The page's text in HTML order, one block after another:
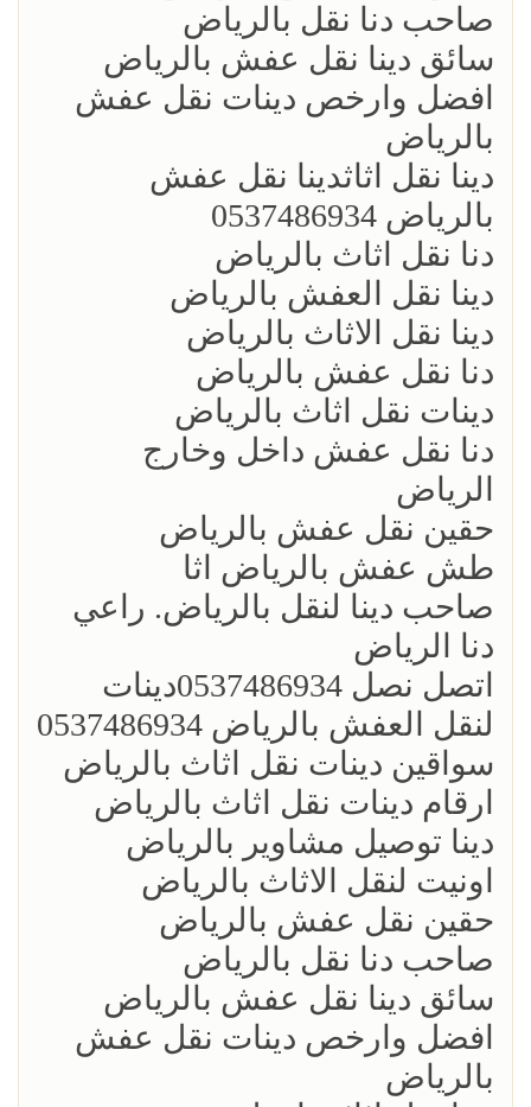
صاحب دنا نقل بالرياض
سائق دينا نقل عفش بالرياض
افضل وارخص دينات نقل عفش
بالرياض
دينا نقل اثاث‏دينا نقل عفش
بالرياض 0537486934
دنا نقل اثاث بالرياض
دينا نقل العفش بالرياض
دينا نقل الاثاث بالرياض
دنا نقل عفش بالرياض
دينات نقل اثاث بالرياض
دنا نقل عفش داخل وخارج
الرياض
حقين نقل عفش بالرياض
طش عفش بالرياض اثا
صاحب دينا لنقل بالرياض. راعي
دنا الرياض
اتصل نصل 0537486934‏دينات
لنقل العفش بالرياض 0537486934
سواقين دينات نقل اثاث بالرياض
ارقام دينات نقل اثاث بالرياض
دينا توصيل مشاوير بالرياض
اونيت لنقل الاثاث بالرياض
حقين نقل عفش بالرياض
صاحب دنا نقل بالرياض
سائق دينا نقل عفش بالرياض
افضل وارخص دينات نقل عفش
بالرياض